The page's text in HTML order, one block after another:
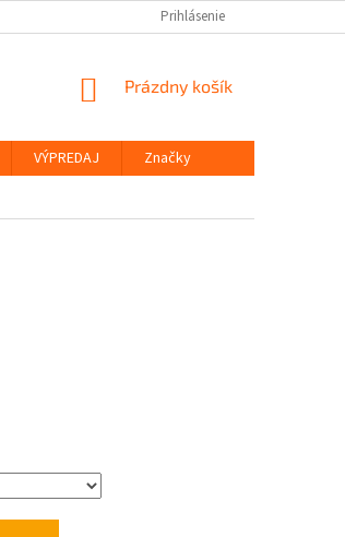
Prihlásenie
NÁKUPNÝ
Prázdny košík
VÝPREDAJ
Značky